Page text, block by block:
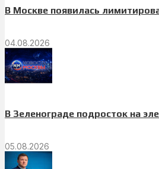
В Москве появилась
04.08.2026
В Зеленограде подросток на
05.08.2026